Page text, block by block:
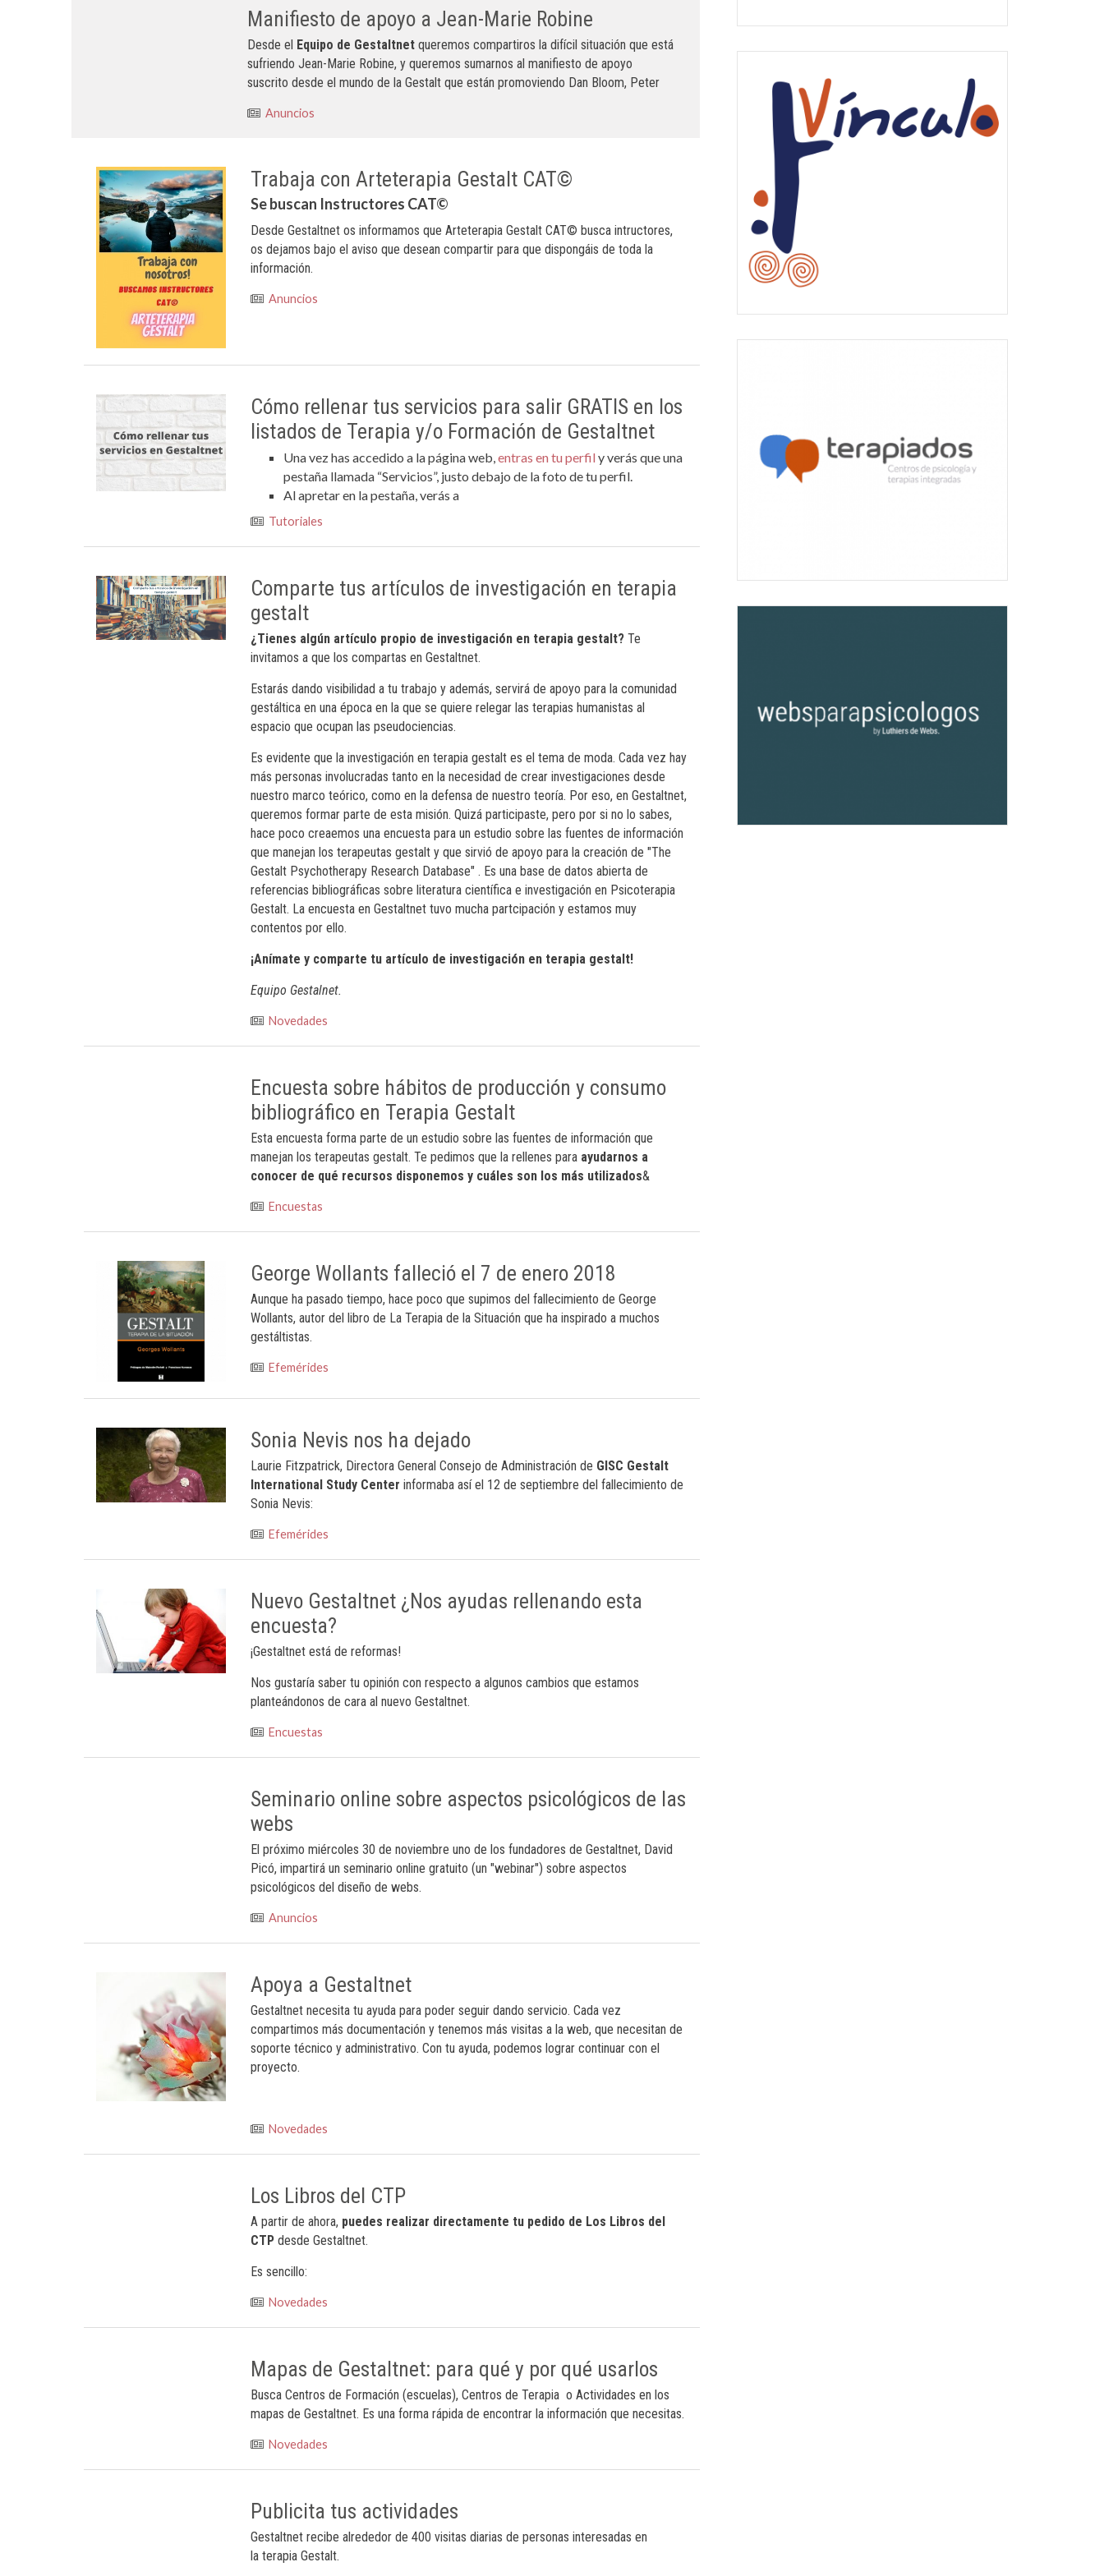
Manifiesto de apoyo a Jean-Marie Robine
Desde el Equipo de Gestaltnetqueremos compartiros la difícil situación que está
sufriendo Jean-Marie Robine, y queremos sumarnos al manifiesto de apoyo
suscrito desde el mundo de la Gestalt que están promoviendo Dan Bloom, Peter
Anuncios
Trabaja con Arteterapia Gestalt CAT©
Se buscan Instructores CAT©
Desde Gestaltnet os informamos que Arteterapia Gestalt CAT© busca intructores,
os dejamos bajo el aviso que desean compartir para que dispongáis de toda la
información.
Anuncios
Cómo rellenar tus servicios para salir GRATIS en los
listados de Terapia y/o Formación de Gestaltnet
Una vez has accedido a la página web, entras en tu perfil y verás que una
pestaña llamada “Servicios”, justo debajo de la foto de tu perfil.
Al apretar en la pestaña, verás a
Tutoriales
Comparte tus artículos de investigación en terapia
gestalt
¿Tienes algún artículo propio de investigación en terapia gestalt? Te
invitamos a que los compartas en Gestaltnet.
Estarás dando visibilidad a tu trabajo y además, servirá de apoyo para la comunidad
gestáltica en una época en la que se quiere relegar las terapias humanistas al
espacio que ocupan las pseudociencias.
Es evidente que la investigación en terapia gestalt es el tema de moda. Cada vez hay
más personas involucradas tanto en la necesidad de crear investigaciones desde
nuestro marco teórico, como en la defensa de nuestro teoría. Por eso, en Gestaltnet,
queremos formar parte de esta misión. Quizá participaste, pero por si no lo sabes,
hace poco creaemos una encuesta para un estudio sobre las fuentes de información
que manejan los terapeutas gestalt y que sirvió de apoyo para la creación de "The
Gestalt Psychotherapy Research Database" . Es una base de datos abierta de
referencias bibliográficas sobre literatura científica e investigación en Psicoterapia
Gestalt. La encuesta en Gestaltnet tuvo mucha partcipación y estamos muy
contentos por ello.
¡Anímate y comparte tu artículo de investigación en terapia gestalt!
Equipo Gestalnet.
Novedades
Encuesta sobre hábitos de producción y consumo
bibliográfico en Terapia Gestalt
Esta encuesta forma parte de un estudio sobre las fuentes de información que
manejan los terapeutas gestalt. Te pedimos que la rellenes para ayudarnos a
conocer de qué recursos disponemos y cuáles son los más utilizados&
Encuestas
George Wollants falleció el 7 de enero 2018
Aunque ha pasado tiempo, hace poco que supimos del fallecimiento de George
Wollants, autor del libro de La Terapia de la Situación que ha inspirado a muchos
gestáltistas.
Efemérides
Sonia Nevis nos ha dejado
Laurie Fitzpatrick, Directora General Consejo de Administración de GISC Gestalt
International Study Center informaba así el 12 de septiembre del fallecimiento de
Sonia Nevis:
Efemérides
Nuevo Gestaltnet ¿Nos ayudas rellenando esta
encuesta?
¡Gestaltnet está de reformas!
Nos gustaría saber tu opinión con respecto a algunos cambios que estamos
planteándonos de cara al nuevo Gestaltnet.
Encuestas
Seminario online sobre aspectos psicológicos de las
webs
El próximo miércoles 30 de noviembre uno de los fundadores de Gestaltnet, David
Picó, impartirá un seminario online gratuito (un "webinar") sobre aspectos
psicológicos del diseño de webs.
Anuncios
Apoya a Gestaltnet
Gestaltnet necesita tu ayuda para poder seguir dando servicio. Cada vez
compartimos más documentación y tenemos más visitas a la web, que necesitan de
soporte técnico y administrativo. Con tu ayuda, podemos lograr continuar con el
proyecto.
Novedades
Los Libros del CTP
A partir de ahora, puedes realizar directamente tu pedido de Los Libros del
CTPdesde Gestaltnet.
Es sencillo:
Novedades
Mapas de Gestaltnet: para qué y por qué usarlos
Busca Centros de Formación (escuelas), Centros de Terapia o Actividades en los
mapas de Gestaltnet. Es una forma rápida de encontrar la información que necesitas.
Novedades
Publicita tus actividades
Gestaltnet recibe alrededor de 400 visitas diarias de personas interesadas en
la terapia Gestalt.